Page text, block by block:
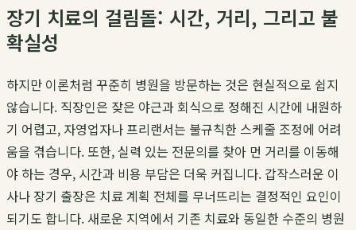
장기 치료의 걸림돌: 시간, 거리, 그리고 불
확실성
하지만 이론처럼 꾸준히 병원을 방문하는 것은 현실적으로 쉽지
않습니다. 직장인은 잦은 야근과 회식으로 정해진 시간에 내원하
기 어렵고, 자영업자나 프리랜서는 불규칙한 스케줄 조정에 어려
움을 겪습니다. 또한, 실력 있는 전문의를 찾아 먼 거리를 이동해
야 하는 경우, 시간과 비용 부담은 더욱 커집니다. 갑작스러운 이
사나 장기 출장은 치료 계획 전체를 무너뜨리는 결정적인 요인이
되기도 합니다. 새로운 지역에서 기존 치료와 동일한 수준의 병원